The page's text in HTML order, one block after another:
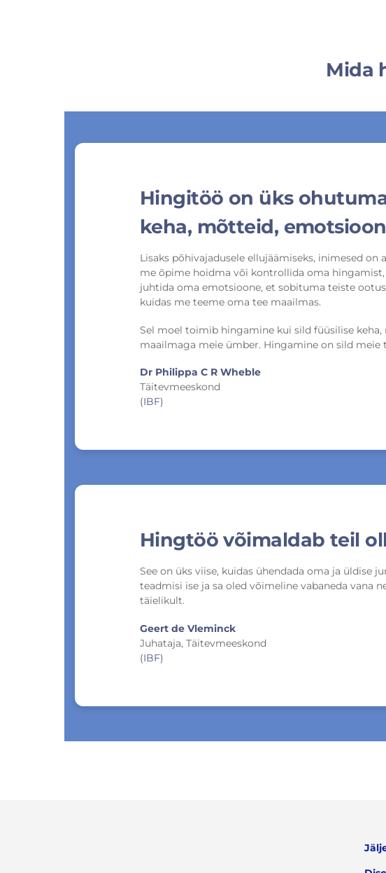
Mida
Hingitöö on üks
keha, mõtteid,
Lisaks põhivajadusele ellujäämiseks, inimesed
me õpime hoidma või kontrollida oma
juhtida oma emotsioone, et sobituma teiste
kuidas me teeme oma tee maailmas.
Sel moel toimib hingamine kui sild füüsilise
maailmaga meie ümber. Hingamine on sild meie
Dr Philippa C R Wheble
Täitevmeeskond
(IBF)
Hingtöö võimaldab teil
See on üks viise, kuidas ühendada oma ja üldise
teadmisi ise ja sa oled võimeline vabaneda vana
täielikult.
Geert de Vleminck
Juhataja, Täitevmeeskond
(IBF)